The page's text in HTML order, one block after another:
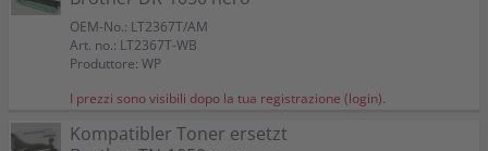
OEM-No.: LT2367T/AM
Art. no.: LT2367T-WB
Produttore: WP
I prezzi sono visibili dopo la tua registrazione (login).
Kompatibler Toner ersetzt